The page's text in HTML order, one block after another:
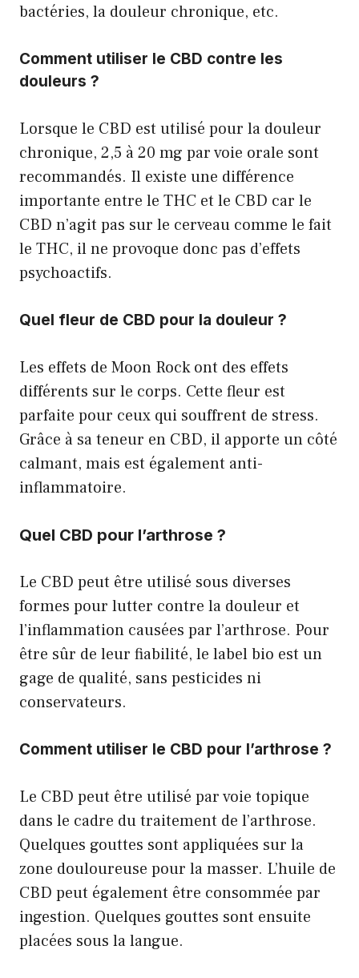
bactéries, la douleur chronique, etc.
Comment utiliser le CBD contre les
douleurs ?
Lorsque le CBD est utilisé pour la douleur
chronique, 2,5 à 20 mg par voie orale sont
recommandés. Il existe une différence
importante entre le THC et le CBD car le
CBD n’agit pas sur le cerveau comme le fait
le THC, il ne provoque donc pas d’effets
psychoactifs.
Quel fleur de CBD pour la douleur ?
Les effets de Moon Rock ont ​​des effets
différents sur le corps. Cette fleur est
parfaite pour ceux qui souffrent de stress.
Grâce à sa teneur en CBD, il apporte un côté
calmant, mais est également anti-
inflammatoire.
Quel CBD pour l’arthrose ?
Le CBD peut être utilisé sous diverses
formes pour lutter contre la douleur et
l’inflammation causées par l’arthrose. Pour
être sûr de leur fiabilité, le label bio est un
gage de qualité, sans pesticides ni
conservateurs.
Comment utiliser le CBD pour l’arthrose ?
Le CBD peut être utilisé par voie topique
dans le cadre du traitement de l’arthrose.
Quelques gouttes sont appliquées sur la
zone douloureuse pour la masser. L’huile de
CBD peut également être consommée par
ingestion. Quelques gouttes sont ensuite
placées sous la langue.